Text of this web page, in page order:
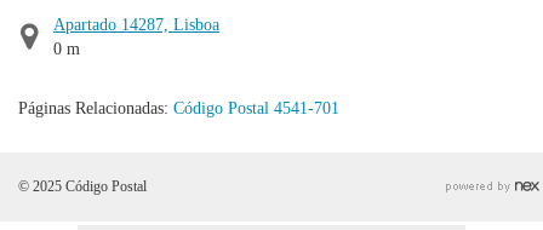
Apartado 14287, Lisboa
0 m
Páginas Relacionadas: Código Postal 4541-701
© 2025 Código Postal